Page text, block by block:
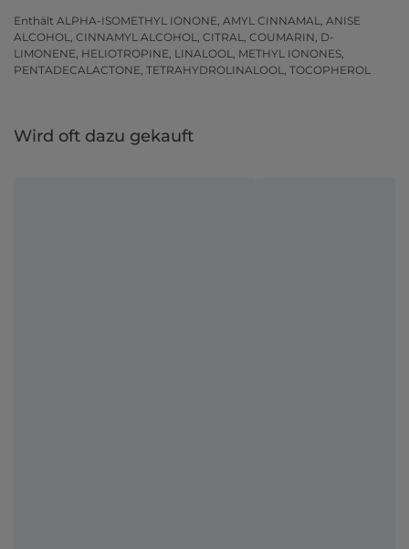
Enthält ALPHA-ISOMETHYL IONONE, AMYL CINNAMAL, ANISE
ALCOHOL, CINNAMYL ALCOHOL, CITRAL, COUMARIN, D-
LIMONENE, HELIOTROPINE, LINALOOL, METHYL IONONES,
PENTADECALACTONE, TETRAHYDROLINALOOL, TOCOPHEROL
Wird oft dazu gekauft